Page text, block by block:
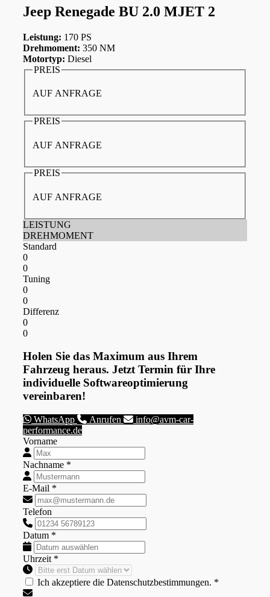
Jeep Renegade BU 2.0 MJET 2
Leistung: 170 PS
Drehmoment: 350 NM
Motortyp: Diesel
PREIS
AUF ANFRAGE
PREIS
AUF ANFRAGE
PREIS
AUF ANFRAGE
LEISTUNG
DREHMOMENT
Standard
0
0
Tuning
0
0
Differenz
0
0
Holen Sie das Maximum aus Ihrem
Fahrzeug heraus. Jetzt Termin für Ihre
individuelle Softwareoptimierung
vereinbaren!
WhatsApp Anrufen
info@avm-car-
performance.de
Vorname
Nachname *
E-Mail *
Telefon
Datum *
Uhrzeit *
Ich akzeptiere die Datenschutzbestimmungen. *